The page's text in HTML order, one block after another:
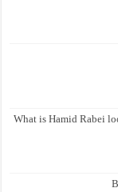
What is Hamid Rabei